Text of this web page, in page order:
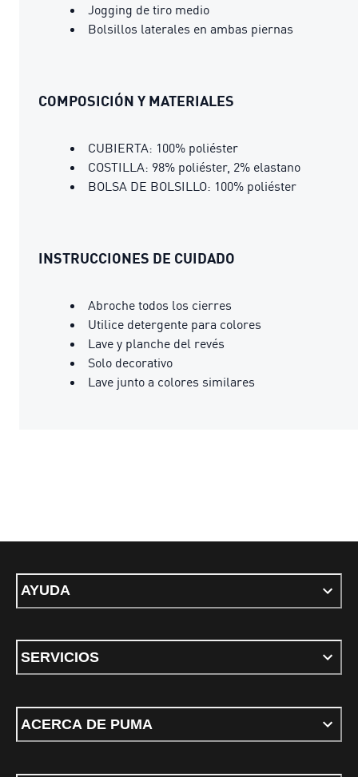
Jogging de tiro medio
Bolsillos laterales en ambas piernas
COMPOSICIÓN Y MATERIALES
CUBIERTA: 100% poliéster
COSTILLA: 98% poliéster, 2% elastano
BOLSA DE BOLSILLO: 100% poliéster
INSTRUCCIONES DE CUIDADO
Abroche todos los cierres
Utilice detergente para colores
Lave y planche del revés
Solo decorativo
Lave junto a colores similares
AYUDA
SERVICIOS
ACERCA DE PUMA